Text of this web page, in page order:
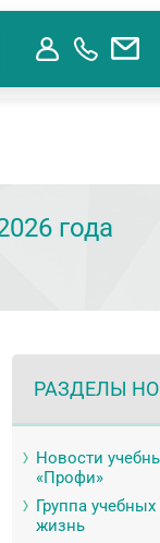
Сведения об
года
РАЗДЕЛЫ
Новости
«Профи»
Группа
жизнь